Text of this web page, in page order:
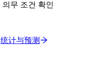
무 조건 확인
统计与预测